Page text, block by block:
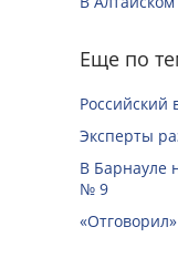
Еще по
Российский
Эксперты
В Барнауле
№ 9